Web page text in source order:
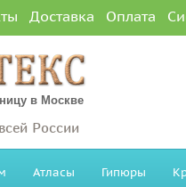
Доставка Оплата
в Москве
России
Атласы Гипюры